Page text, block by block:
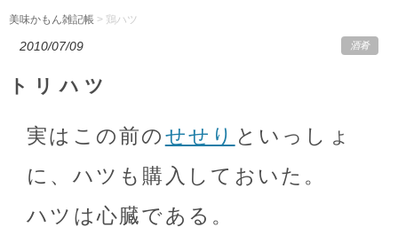
美味かもん雑記帳 > 鶏ハツ
2010/07/09 酒肴
トリハツ
実はこの前のせせり といっしょ
に、ハツも購入しておいた。
ハツは心臓である。